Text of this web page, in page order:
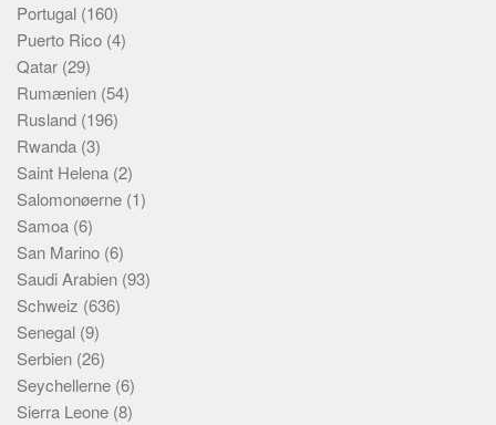
Portugal (160)
Puerto Rico (4)
Qatar (29)
Rumænien (54)
Rusland (196)
Rwanda (3)
Saint Helena (2)
Salomonøerne (1)
Samoa (6)
San Marino (6)
Saudi Arabien (93)
Schweiz (636)
Senegal (9)
Serbien (26)
Seychellerne (6)
Sierra Leone (8)